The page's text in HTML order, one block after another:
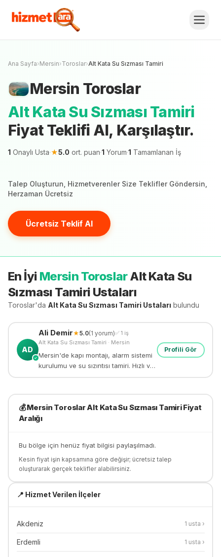
Alt Kata Su Sızması Tamiri
Fiyat Teklifi Al, Karşılaştır.
Ücretsiz Teklif Al
Ana Sayfa›Mersin›Toroslar›Alt Kata Su Sızması Tamiri
Mersin Toroslar
Alt Kata Su Sızması Tamiri
Fiyat Teklifi Al, Karşılaştır.
1 Onaylı Usta·★5.0 ort. puan·1 Yorum·1 Tamamlanan İş
Talep Oluşturun, Hizmetverenler Size Teklifler Göndersin,
Herzaman Ücretsiz
Ücretsiz Teklif Al
En İyi Mersin ToroslarAlt Kata Su
Sızması Tamiri Ustaları
Toroslar'da Alt Kata Su Sızması Tamiri Ustaları bulundu
AD
✓
Ali Demir★5.0(1 yorum)✅ 1 iş
Alt Kata Su Sızması Tamiri · Mersin
Mersin'de kapı montajı, alarm sistemi
kurulumu ve su sızıntısı tamiri. Hızlı ve
güvenilir tamir hizmeti.
Profili Gör
💰Mersin ToroslarAlt Kata Su Sızması TamiriFiyat
Aralığı
Bu bölge için henüz fiyat bilgisi paylaşılmadı.
Kesin fiyat işin kapsamına göre değişir; ücretsiz talep
oluşturarak gerçek teklifler alabilirsiniz.
📍 Hizmet Verilen İlçeler
Akdeniz 1 usta ›
Erdemli 1 usta ›